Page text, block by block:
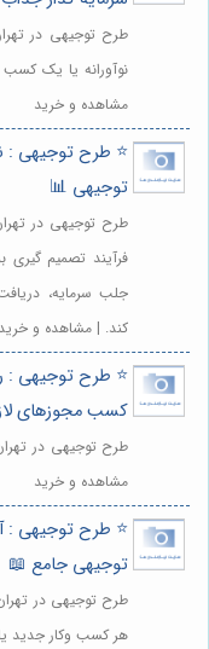
طرح توجیهی در
نوآورانه یا یک
مشاهده و خرید
⭐️ طرح توجیهی :
توجیهی 📊
طرح توجیهی در
فرآیند تصمیم
جلب سرمایه،
کند. | مشاهده و خرید
⭐️ طرح توجیهی :
کسب مجوزهای
طرح توجیهی در
مشاهده و خرید
⭐️ طرح توجیهی :
توجیهی جامع 📖
طرح توجیهی در
هر کسب وکار جدید